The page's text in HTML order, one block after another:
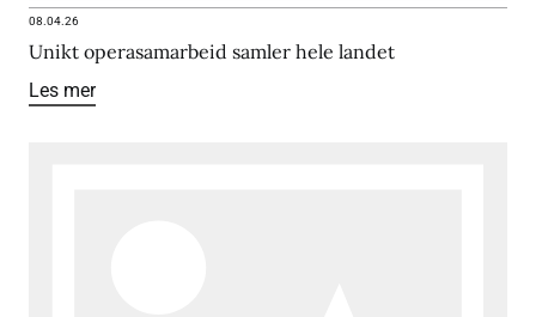
08.04.26
Unikt operasamarbeid samler hele landet
Les mer